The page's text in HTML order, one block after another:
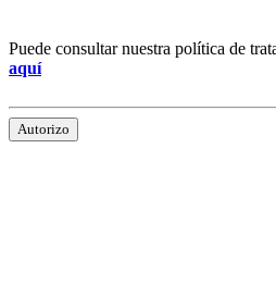
Puede consultar nuestra política de
aquí
Autorizo